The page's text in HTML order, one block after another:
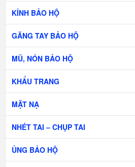
KÍNH BẢO HỘ
GĂNG TAY BẢO HỘ
MŨ, NÓN BẢO HỘ
KHẨU TRANG
MẶT NẠ
NHÉT TAI – CHỤP TAI
ỦNG BẢO HỘ